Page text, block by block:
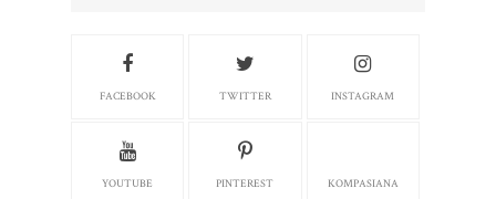
FACEBOOK TWITTER INSTAGRAM
YOUTUBE PINTEREST KOMPASIANA